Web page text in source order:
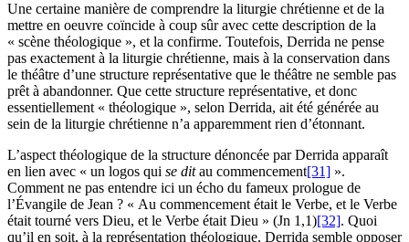
Une certaine manière de comprendre la liturgie chrétienne et de la
mettre en oeuvre coïncide à coup sûr avec cette description de la
« scène théologique », et la confirme. Toutefois, Derrida ne pense
pas exactement à la liturgie chrétienne, mais à la conservation dans
le théâtre d’une structure représentative que le théâtre ne semble pas
prêt à abandonner. Que cette structure représentative, et donc
essentiellement « théologique », selon Derrida, ait été générée au
sein de la liturgie chrétienne n’a apparemment rien d’étonnant.
L’aspect théologique de la structure dénoncée par Derrida apparaît
en lien avec « un logos qui se ditau commencement[31] ».
Comment ne pas entendre ici un écho du fameux prologue de
l’Évangile de Jean ? « Au commencement était le Verbe, et le Verbe
était tourné vers Dieu, et le Verbe était Dieu » (Jn 1,1)[32]. Quoi
qu’il en soit, à la représentation théologique, Derrida semble opposer